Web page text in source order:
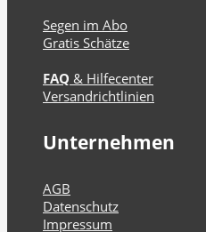
Segen im Abo
Gratis Schätze
FAQ & Hilfecenter
Versandrichtlinien
Unternehmen
AGB
Datenschutz
Impressum